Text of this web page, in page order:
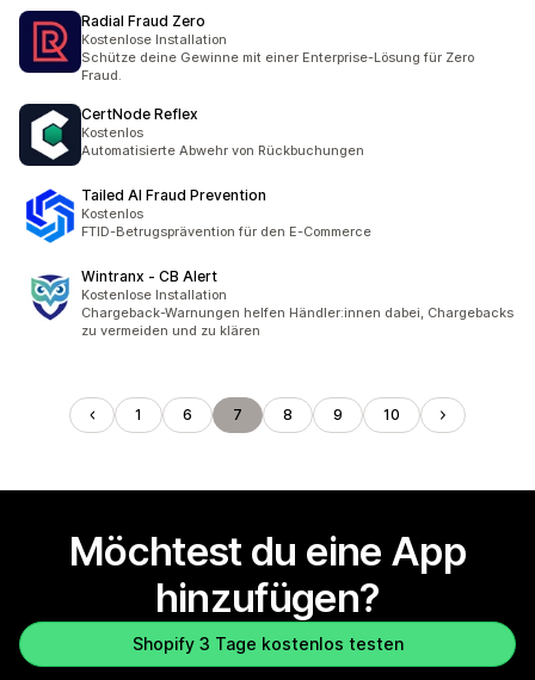
Radial Fraud Zero
Kostenlose Installation
Schütze deine Gewinne mit einer Enterprise-Lösung für Zero
Fraud.
CertNode Reflex
Kostenlos
Automatisierte Abwehr von Rückbuchungen
Tailed AI Fraud Prevention
Kostenlos
FTID-Betrugsprävention für den E-Commerce
Wintranx ‑ CB Alert
Kostenlose Installation
Chargeback-Warnungen helfen Händler:innen dabei, Chargebacks
zu vermeiden und zu klären
1 6 7 8 9 10
Möchtest du eine App
hinzufügen?
Shopify 3 Tage kostenlos testen